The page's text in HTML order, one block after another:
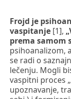
Frojd je
vaspitanje [1],
prema samom
psihoanalizom,
se radi o
lečenju. Mogli
vaspitni proces
upoznavanje,